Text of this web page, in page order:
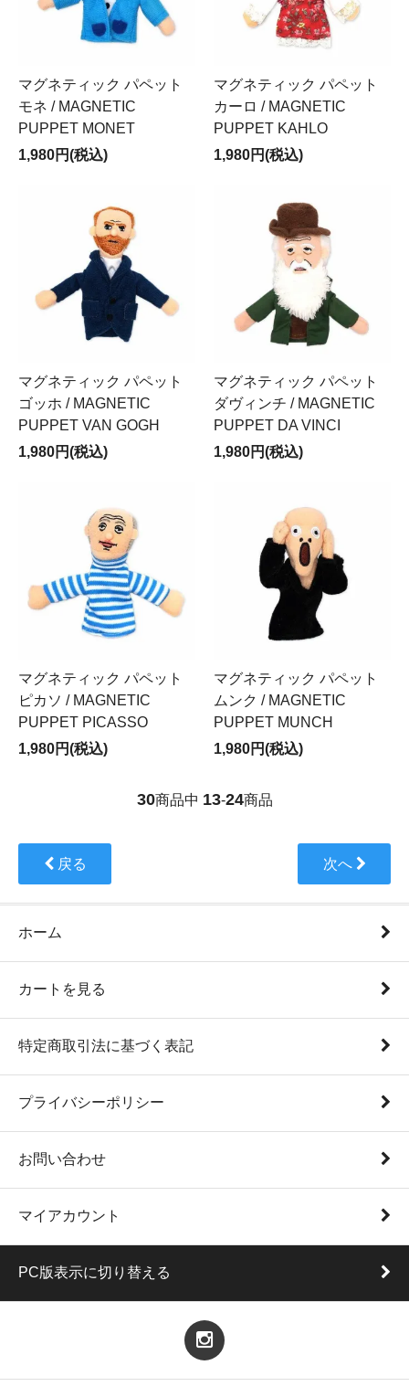
マグネティック パペット
モネ / MAGNETIC
PUPPET MONET
1,980円(税込)
マグネティック パペット
カーロ / MAGNETIC
PUPPET KAHLO
1,980円(税込)
マグネティック パペット
ゴッホ / MAGNETIC
PUPPET VAN GOGH
1,980円(税込)
マグネティック パペット
ダヴィンチ / MAGNETIC
PUPPET DA VINCI
1,980円(税込)
マグネティック パペット
ピカソ / MAGNETIC
PUPPET PICASSO
1,980円(税込)
マグネティック パペット
ムンク / MAGNETIC
PUPPET MUNCH
1,980円(税込)
30商品中 13-24商品
戻る 次へ
ホーム
カートを見る
特定商取引法に基づく表記
プライバシーポリシー
お問い合わせ
マイアカウント
PC版表示に切り替える